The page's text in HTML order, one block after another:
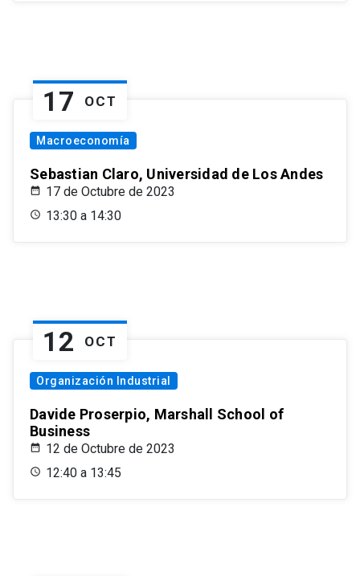
17 OCT
Macroeconomía
Sebastian Claro, Universidad de Los Andes
17 de Octubre de 2023
13:30 a 14:30
12 OCT
Organización Industrial
Davide Proserpio, Marshall School of
Business
12 de Octubre de 2023
12:40 a 13:45